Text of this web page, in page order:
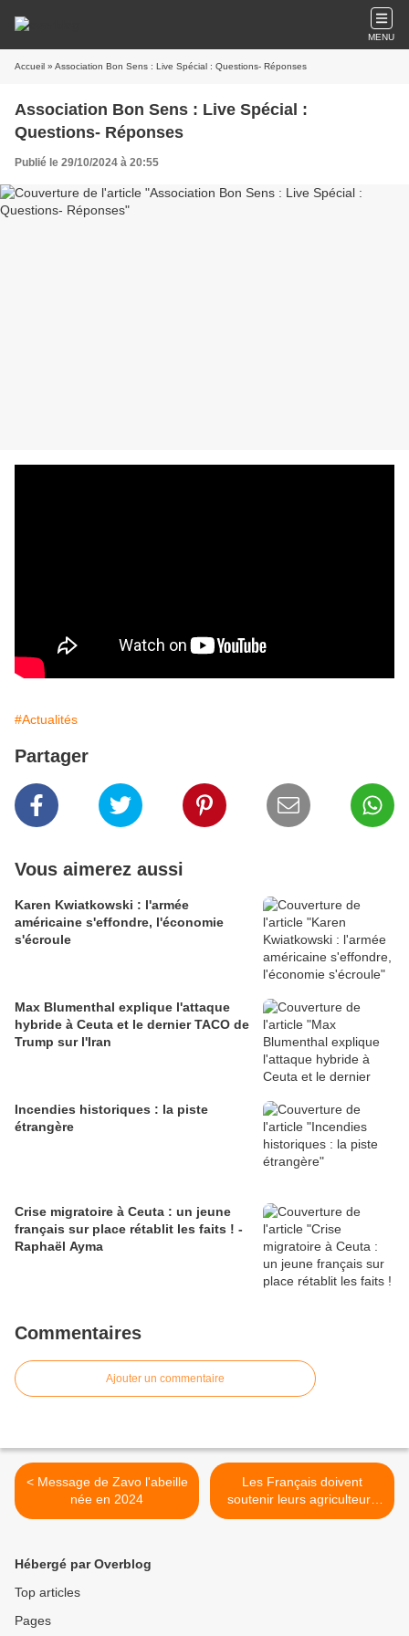
MENU
Accueil » Association Bon Sens : Live Spécial : Questions- Réponses
Association Bon Sens : Live Spécial :
Questions- Réponses
Publié le 29/10/2024 à 20:55
#Actualités
Partager
Vous aimerez aussi
Karen Kwiatkowski : l'armée
américaine s'effondre, l'économie
s'écroule
Max Blumenthal explique l'attaque
hybride à Ceuta et le dernier TACO de
Trump sur l'Iran
Incendies historiques : la piste
étrangère
Crise migratoire à Ceuta : un jeune
français sur place rétablit les faits ! -
Raphaël Ayma
Commentaires
Ajouter un commentaire
< Message de Zavo l'abeille
née en 2024
Les Français doivent
soutenir leurs agriculteurs
jusqu'au bout - Pierre-Yves
Hébergé par Overblog
Top articles
Pages